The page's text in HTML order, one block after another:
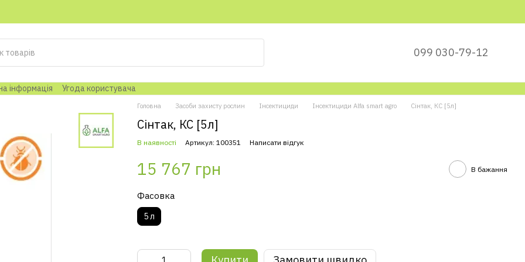
099 030-79-12
інформація Угода користувача
Головна Засоби захисту рослин Інсектициди Інсектициди Alfa smart agro Сінтак, КС [5л]
Сінтак, КС [5л]
В наявності Артикул: 100351 Написати відгук
15 767 грн В бажання
Фасовка
5 л